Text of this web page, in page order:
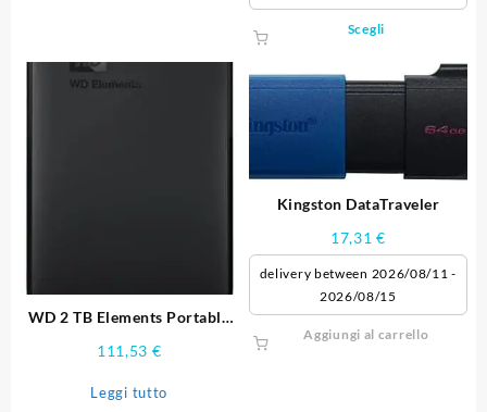
opzioni
10,31 €
Scegli
più
possono
essere
nella
pagina
del
WD 2 TB Elements Portable
3.0
111,53 €
Leggi tutto
Kingston DataTraveler
17,31€
delivery between 2026/08/11 -
2026/08/15
Aggiungi al carrello